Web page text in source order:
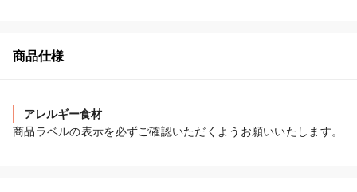
商品仕様
アレルギー食材
商品ラベルの表示を必ずご確認いただくようお願いいたします。